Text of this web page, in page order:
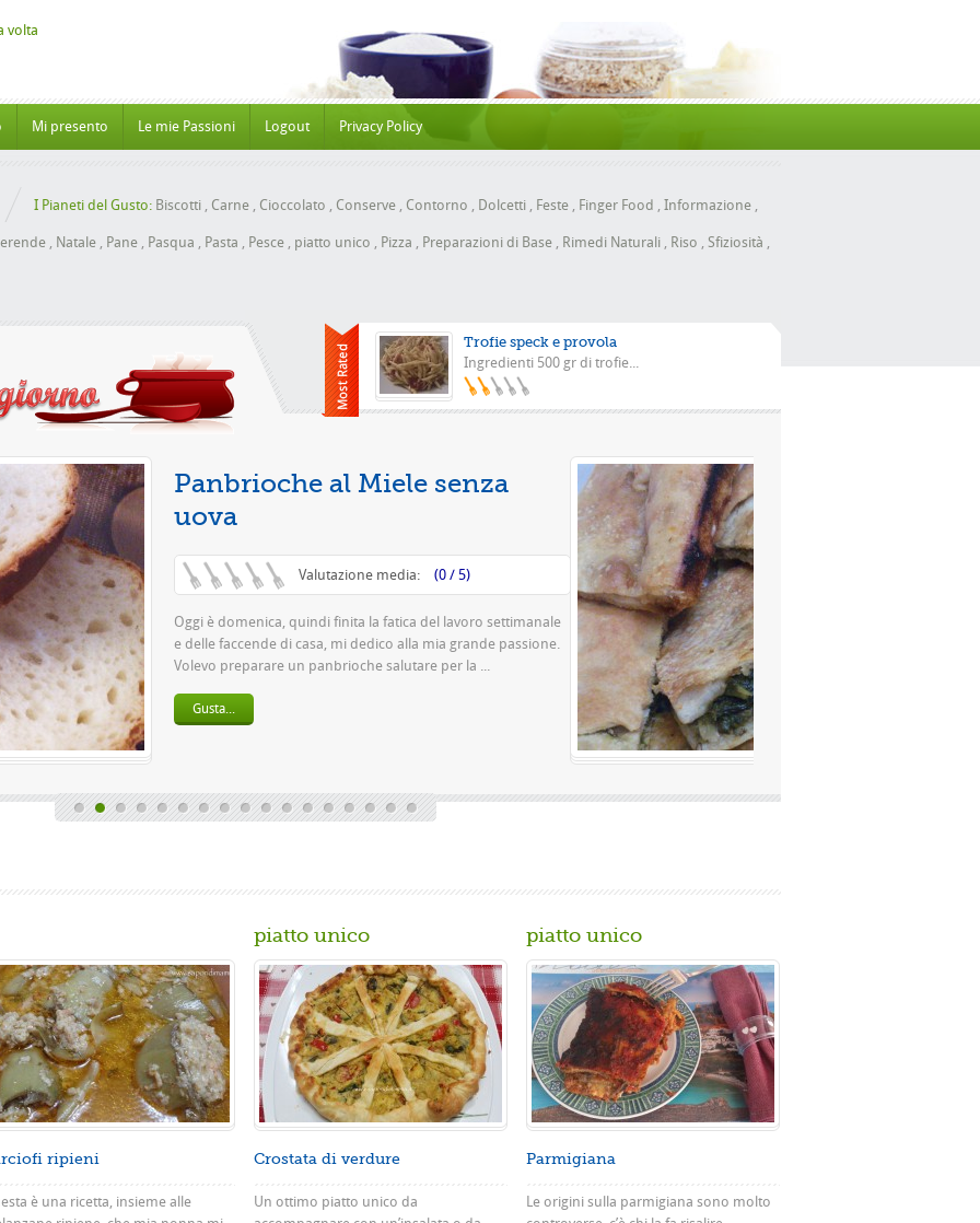
Mi presento Le mie Passioni Logout Privacy Policy
I Pianeti del Gusto: Biscotti , Carne , Cioccolato , Conserve , Contorno , Dolcetti , Feste , Finger Food , Informazione ,
, Natale , Pane , Pasqua , Pasta , Pesce , piatto unico , Pizza , Preparazioni di Base , Rimedi Naturali , Riso , Sfiziosità ,
Trofie speck e provola
Ingredienti 500 gr di trofie...
Pizza con la scarola
Valutazione media: (0 / 5)
Questa è una pizza famosissima a Napoli Ingredienti Per la
pasta 500 g di farina rimacinata a pietra 0 10 g di lievito di
Gusta...
ripieni
è una ricetta, insieme alle
piatto unico
Crostata di verdure
Un ottimo piatto unico da
piatto unico
Parmigiana
Le origini sulla parmigiana sono molto